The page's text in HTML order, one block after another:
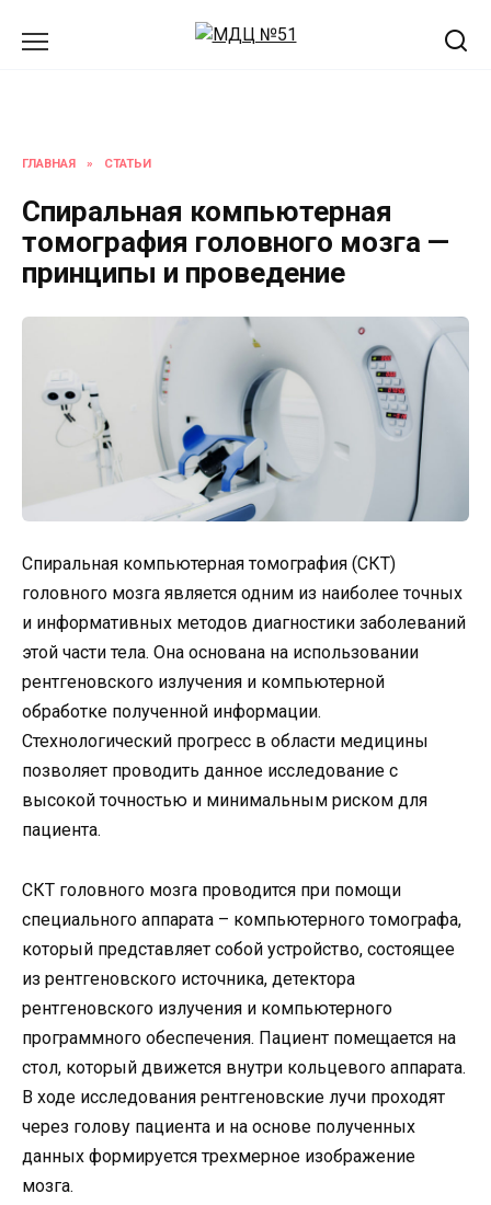
ГЛАВНАЯ » СТАТЬИ
Спиральная компьютерная
томография головного мозга —
принципы и проведение
Спиральная компьютерная томография (СКТ)
головного мозга является одним из наиболее точных
и информативных методов диагностики заболеваний
этой части тела. Она основана на использовании
рентгеновского излучения и компьютерной
обработке полученной информации.
Стехнологический прогресс в области медицины
позволяет проводить данное исследование с
высокой точностью и минимальным риском для
пациента.
СКТ головного мозга проводится при помощи
специального аппарата – компьютерного томографа,
который представляет собой устройство, состоящее
из рентгеновского источника, детектора
рентгеновского излучения и компьютерного
программного обеспечения. Пациент помещается на
стол, который движется внутри кольцевого аппарата.
В ходе исследования рентгеновские лучи проходят
через голову пациента и на основе полученных
данных формируется трехмерное изображение
мозга.